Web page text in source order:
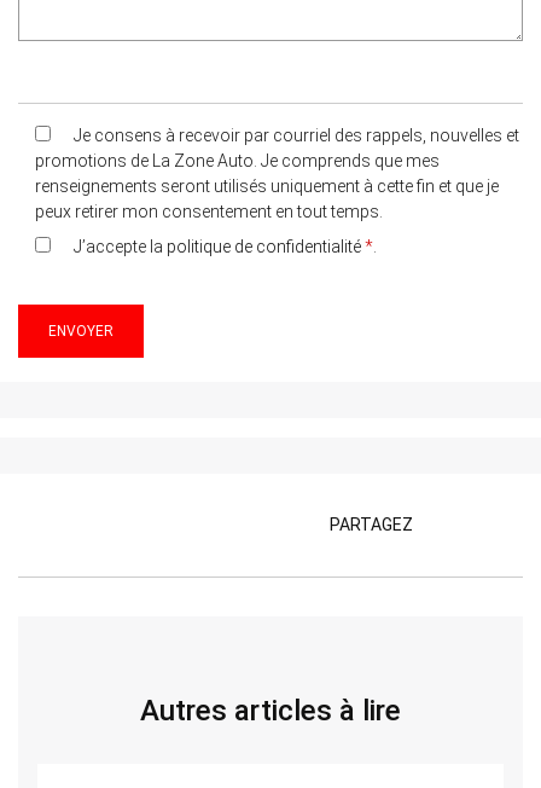
Je consens à recevoir par courriel des rappels, nouvelles et
promotions de La Zone Auto. Je comprends que mes
renseignements seront utilisés uniquement à cette fin et que je
peux retirer mon consentement en tout temps.
J’accepte la politique de confidentialité*.
PARTAGEZ
Autres articles à lire